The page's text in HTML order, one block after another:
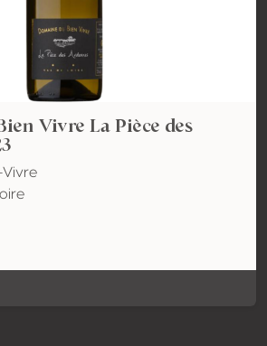
Vivre La Pièce des
Vivre